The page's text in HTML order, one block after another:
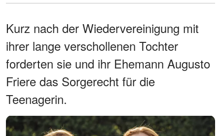
Kurz nach der Wiedervereinigung mit
ihrer lange verschollenen Tochter
forderten sie und ihr Ehemann Augusto
Friere das Sorgerecht für die
Teenagerin.